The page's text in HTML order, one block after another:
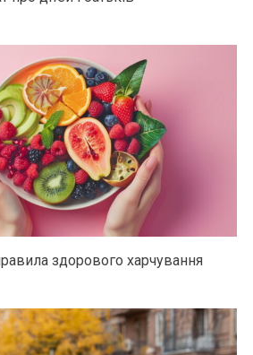
здорового харчування